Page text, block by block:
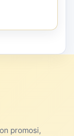
promosi,